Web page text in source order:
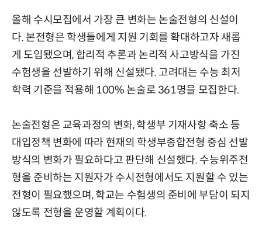
올해 수시모집에서 가장 큰 변화는 논술전형의 신설이
다. 본전형은 학생들에게 지원 기회를 확대하고자 새롭
게 도입됐으며, 합리적 추론과 논리적 사고방식을 가진
수험생을 선발하기 위해 신설됐다. 고려대는 수능 최저
학력 기준을 적용해 100% 논술로 361명을 모집한다.
논술전형은 교육과정의 변화, 학생부 기재사항 축소 등
대입정책 변화에 따라 현재의 학생부종합전형 중심 선발
방식의 변화가 필요하다고 판단해 신설했다. 수능위주전
형을 준비하는 지원자가 수시전형에서도 지원할 수 있는
전형이 필요했으며, 학교는 수험생의 준비에 부담이 되지
않도록 전형을 운영할 계획이다.